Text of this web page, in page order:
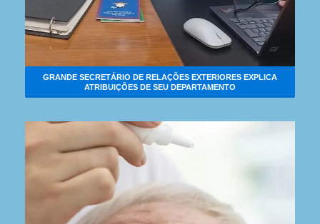
GRANDE SECRETÁRIO DE RELAÇÕES EXTERIORES EXPLICA
ATRIBUIÇÕES DE SEU DEPARTAMENTO